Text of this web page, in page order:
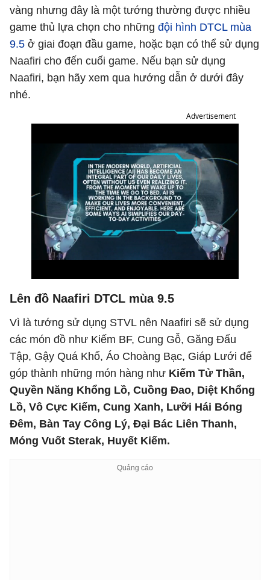
vàng nhưng đây là một tướng thường được nhiều
game thủ lựa chọn cho những đội hình DTCL mùa
9.5 ở giai đoạn đầu game, hoặc bạn có thể sử dụng
Naafiri cho đến cuối game. Nếu bạn sử dụng
Naafiri, bạn hãy xem qua hướng dẫn ở dưới đây
nhé.
Advertisement
Lên đồ Naafiri DTCL mùa 9.5
Vì là tướng sử dụng STVL nên Naafiri sẽ sử dụng
các món đồ như Kiếm BF, Cung Gỗ, Găng Đấu
Tập, Gậy Quá Khổ, Áo Choàng Bạc, Giáp Lưới để
góp thành những món hàng như Kiếm Tử Thần,
Quyền Năng Khổng Lồ, Cuồng Đao, Diệt Khổng
Lồ, Vô Cực Kiếm, Cung Xanh, Lưỡi Hái Bóng
Đêm, Bàn Tay Công Lý, Đại Bác Liên Thanh,
Móng Vuốt Sterak, Huyết Kiếm.